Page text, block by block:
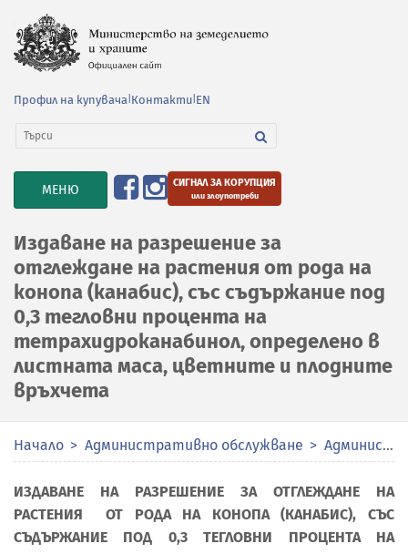
Профил на купувача Контакти EN
TOGGLE
NAVIGATION
МЕНЮ СИГНАЛ ЗА КОРУПЦИЯ
или злоупотреби
Издаване на разрешение за
отглеждане на растения от рода на
конопа (канабис), със съдържание под
0,3 тегловни процента на
тетрахидроканабинол, определено в
листната маса, цветните и плодните
връхчета
Начало Административно обслужване Административни услуги
ИЗДАВАНЕ НА РАЗРЕШЕНИЕ ЗА ОТГЛЕЖДАНЕ НА
РАСТЕНИЯ ОТ РОДА НА КОНОПА (КАНАБИС), СЪС
СЪДЪРЖАНИЕ ПОД 0,3 ТЕГЛОВНИ ПРОЦЕНТА НА